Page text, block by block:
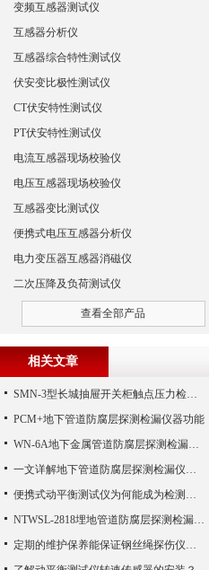
变频互感器测试仪
互感器分析仪
互感器综合特性测试仪
伏安变比极性测试仪
CT伏安特性测试仪
PT伏安特性测试仪
电流互感器现场校验仪
电压互感器现场校验仪
互感器变比测试仪
便携式电压互感器分析仪
电力变压器互感器消磁仪
二次压降及负荷测试仪
查看全部产品
相关文章
SMN-3型长城抽屉开关柜触点压力检测仪技术参数
PCM+地下管道防腐层探测检漏仪器功能
WN-6A地下金属管道防腐层探测检漏仪的一些原理方法体验检查报告
一文详解地下管道防腐层探测检漏仪的定位原理和检测方法
便携式动平衡测试仪为何能成为检测动平衡的工具
NTWSL-2818埋地管道防腐层探测检漏仪_地下金属管道防腐层检漏仪
定期的维护保养能保证钢丝绳探伤仪检测的准确性